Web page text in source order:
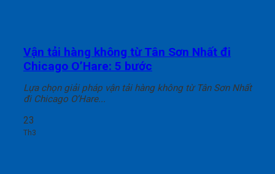
Vận tải hàng không từ Tân Sơn Nhất đi
Chicago O’Hare: 5 bước
Lựa chọn giải pháp vận tải hàng không từ Tân Sơn Nhất
đi Chicago O’Hare...
23
Th3